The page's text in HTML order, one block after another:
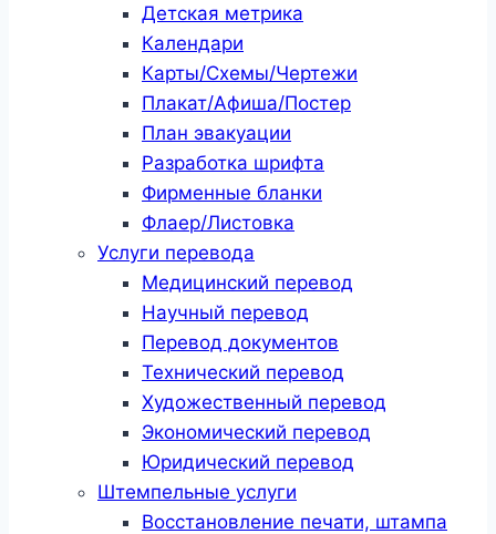
Детская метрика
Календари
Карты/Схемы/Чертежи
Плакат/Афиша/Постер
План эвакуации
Разработка шрифта
Фирменные бланки
Флаер/Листовка
Услуги перевода
Медицинский перевод
Научный перевод
Перевод документов
Технический перевод
Художественный перевод
Экономический перевод
Юридический перевод
Штемпельные услуги
Восстановление печати, штампа